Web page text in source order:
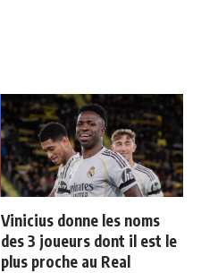
Vinicius donne les noms
des 3 joueurs dont il est le
plus proche au Real